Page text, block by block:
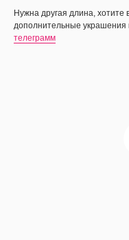
Нужна другая длина,
дополнительные
телеграмм